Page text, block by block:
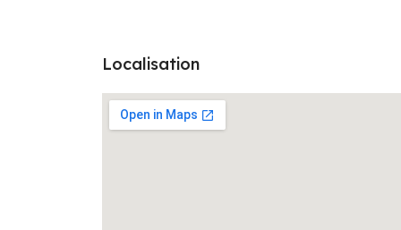
Localisation